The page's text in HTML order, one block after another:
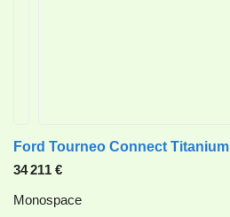
Ford Tourneo Connect Titanium
34 211 €
Monospace